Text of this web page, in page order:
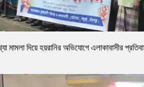
মামলা দিয়ে হয়রানির অভিযোগে এলাকাবাসীর